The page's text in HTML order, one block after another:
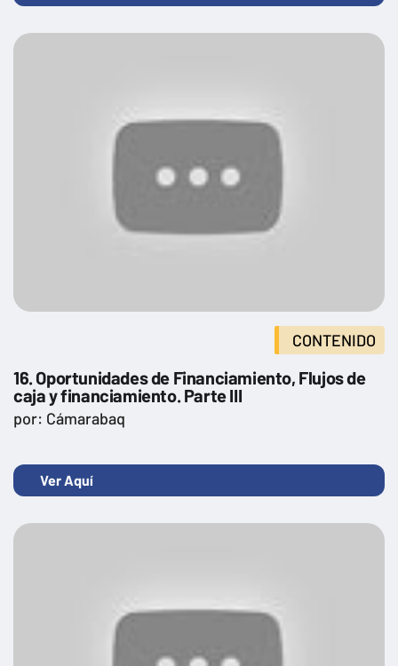
CONTENIDO
16. Oportunidades de Financiamiento, Flujos de
caja y financiamiento. Parte III
por: Cámarabaq
Ver Aquí